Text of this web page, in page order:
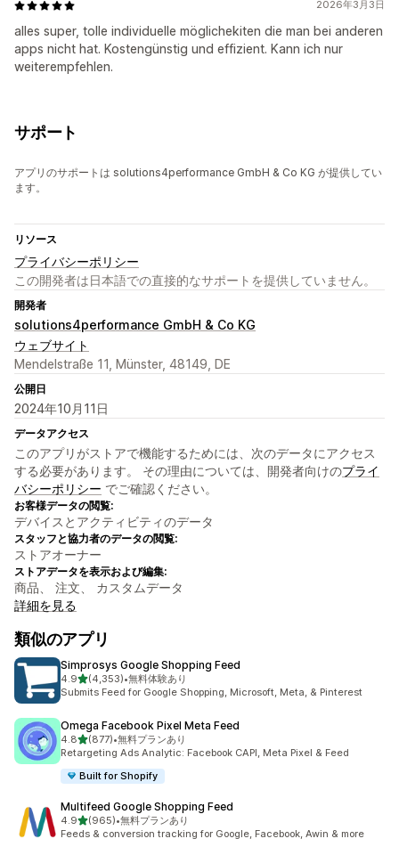
2026年3月3日
alles super, tolle individuelle möglichekiten die man bei anderen
apps nicht hat. Kostengünstig und effizient. Kann ich nur
weiterempfehlen.
サポート
アプリのサポートは solutions4performance GmbH & Co KG が提供してい
ます。
リソース
プライバシーポリシー
この開発者は日本語での直接的なサポートを提供していません。
開発者
solutions4performance GmbH & Co KG
ウェブサイト
Mendelstraße 11, Münster, 48149, DE
公開日
2024年10月11日
データアクセス
このアプリがストアで機能するためには、次のデータにアクセス
する必要があります。 その理由については、開発者向けのプライ
バシーポリシー でご確認ください。
お客様データの閲覧:
デバイスとアクティビティのデータ
スタッフと協力者のデータの閲覧:
ストアオーナー
ストアデータを表示および編集:
商品、 注文、 カスタムデータ
詳細を見る
類似のアプリ
Simprosys Google Shopping Feed
4.95つ星中
(4,353)
合計レビュー数：4353件
•無料体験あり
Submits Feed for Google Shopping, Microsoft, Meta, & Pinterest
Omega Facebook Pixel Meta Feed
4.85つ星中
(877)
合計レビュー数：877件
•無料プランあり
Retargeting Ads Analytic: Facebook CAPI, Meta Pixel & Feed
Built for Shopify
Multifeed Google Shopping Feed
4.95つ星中
(965)
合計レビュー数：965件
•無料プランあり
Feeds & conversion tracking for Google, Facebook, Awin & more